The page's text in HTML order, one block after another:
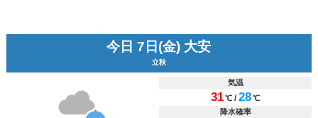
今日 7日(金) 大安
立秋
気温
31℃ /28℃
降水確率